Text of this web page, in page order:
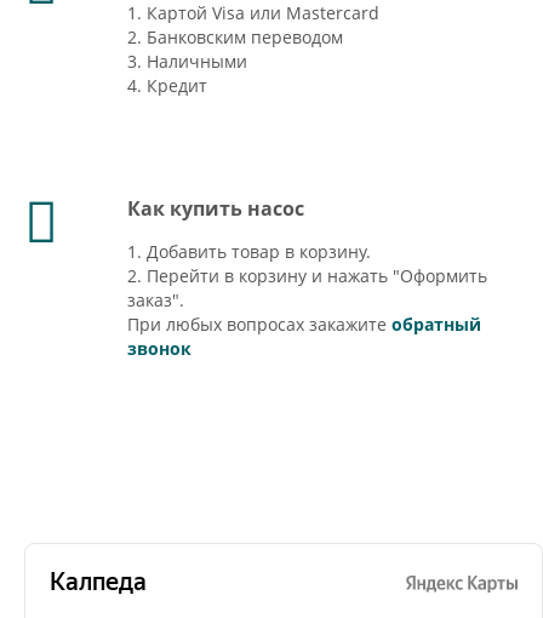
1. Картой Visa или Mastercard
2. Банковским переводом
3. Наличными
4. Кредит
Как купить насос
1. Добавить товар в корзину.
2. Перейти в корзину и нажать "Оформить
заказ".
При любых вопросах закажите обратный
звонок